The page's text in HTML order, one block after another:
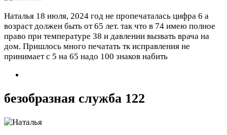
Наталья 18 июля, 2024 год не пропечаталась цифра 6 а
возраст должен быть от 65 лет. так что в 74 имею полное
право при температуре 38 и давлении вызвать врача на
дом. Пришлось много печатать тк исправления не
принимает с 5 на 65 надо 100 знаков набить
безобразная служба 122